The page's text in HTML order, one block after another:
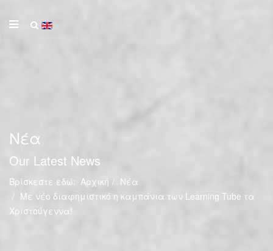
Νέα
Our Latest News
Βρίσκεστε εδώ: Αρχική
Νέα
Με νέο διαφημιστικό η καμπάνια των Learning Tube τα
Χριστούγεννα!